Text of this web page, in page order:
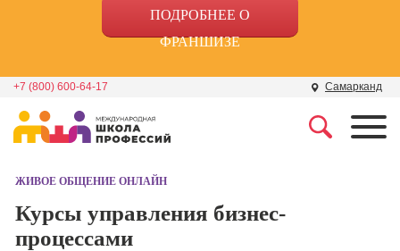
ПОДРОБНЕЕ О
ФРАНШИЗЕ
+7 (800) 600-64-17 Самарканд
Школа дизайна
ЖИВОЕ ОБЩЕНИЕ ОНЛАЙН
Курсы управления бизнес-
процессами